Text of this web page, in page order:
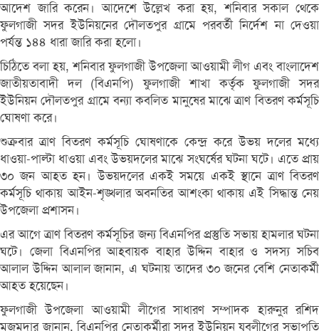
আদেশ জারি করেন। আদেশে উল্লেখ করা হয়, শনিবার সকাল থেকে
ফুলগাজী সদর ইউনিয়নের দৌলতপুর গ্রামে পরবর্তী নির্দেশ না দেওয়া
পর্যন্ত ১৪৪ ধারা জারি করা হলো।
চিঠিতে বলা হয়, শনিবার ফুলগাজী উপজেলা আওয়ামী লীগ এবং বাংলাদেশ
জাতীয়তাবাদী দল (বিএনপি) ফুলগাজী শাখা কর্তৃক ফুলগাজী সদর
ইউনিয়ন দৌলতপুর গ্রামে বন্যা কবলিত মানুষের মাঝে ত্রাণ বিতরণ কর্মসূচি
ঘোষণা করে।
শুক্রবার ত্রাণ বিতরণ কর্মসূচি ঘোষণাকে কেন্দ্র করে উভয় দলের মধ্যে
ধাওয়া-পাল্টা ধাওয়া এবং উভয়দলের মাঝে সংঘর্ষের ঘটনা ঘটে। এতে প্রায়
৩০ জন আহত হন। উভয়দলের একই সময়ে একই স্থানে ত্রাণ বিতরণ
কর্মসূচি থাকায় আইন-শৃঙ্খলার অবনতির আশংকা থাকায় এই সিদ্ধান্ত নেয়
উপজেলা প্রশাসন।
এর আগে ত্রাণ বিতরণ কর্মসূচির জন্য বিএনপির প্রস্তুতি সভায় হামলার ঘটনা
ঘটে। জেলা বিএনপির আহবায়ক বাহার উদ্দিন বাহার ও সদস্য সচিব
আলাল উদ্দিন আলাল জানান, এ ঘটনায় তাদের ৩০ জনের বেশি নেতাকর্মী
আহত হয়েছেন।
ফুলগাজী উপজেলা আওয়ামী লীগের সাধারণ সম্পাদক হারুনুর রশিদ
মজুমদার জানান, বিএনপির নেতাকর্মীরা সদর ইউনিয়ন যুবলীগের সভাপতি